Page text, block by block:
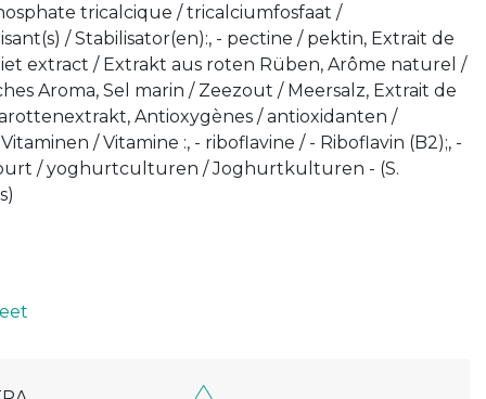
tricalcique / tricalciumfosfaat /
/ Stabilisator(en):, - pectine / pektin, Extrait de
extract / Extrakt aus roten Rüben, Arôme naturel /
Aroma, Sel marin / Zeezout / Meersalz, Extrait de
Antioxygènes / antioxidanten /
/ Vitamine :, - riboflavine / - Riboflavin (B2);, -
/ yoghurtculturen / Joghurtkulturen - (S.